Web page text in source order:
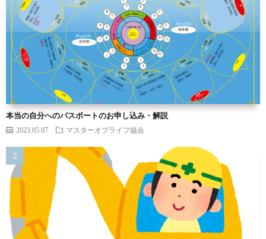
本当の自分へのパスポートのお申し込み・解説
2023.05.07 マスターオブライフ協会